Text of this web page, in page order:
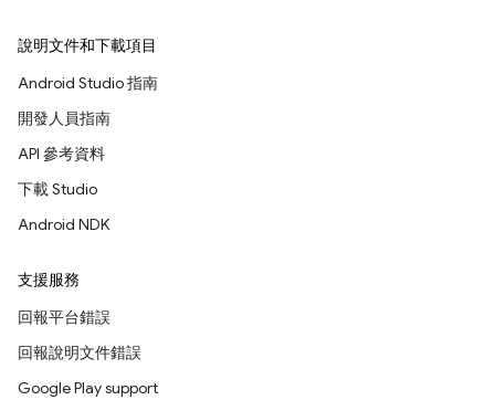
說明文件和下載項目
Android Studio 指南
開發人員指南
API 參考資料
下載 Studio
Android NDK
支援服務
回報平台錯誤
回報說明文件錯誤
Google Play support